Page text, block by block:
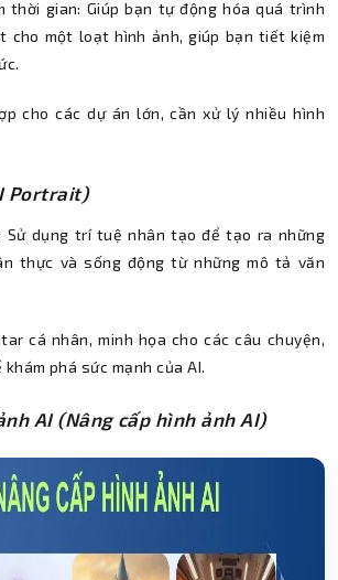
thời gian: Giúp bạn tự động hóa quá trình
cho một loạt hình ảnh, giúp bạn tiết kiệm
cho các dự án lớn, cần xử lý nhiều hình
Portrait)
Sử dụng trí tuệ nhân tạo để tạo ra những
thực và sống động từ những mô tả văn
cá nhân, minh họa cho các câu chuyện,
phá sức mạnh của AI.
AI (Nâng cấp hình ảnh AI)